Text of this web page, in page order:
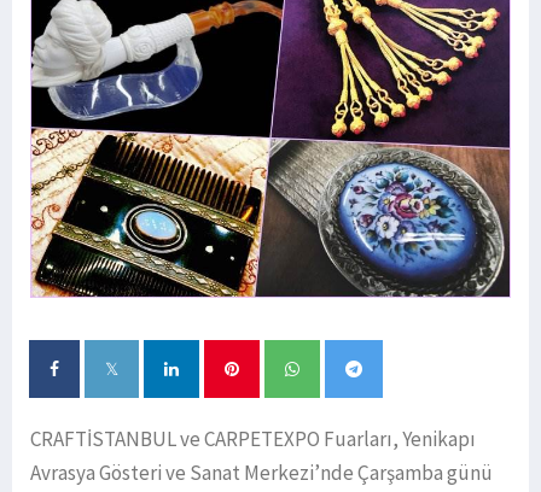
CRAFTİSTANBUL ve CARPETEXPO Fuarları, Yenikapı
Avrasya Gösteri ve Sanat Merkezi’nde Çarşamba günü